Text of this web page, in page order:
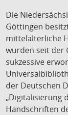
Die
Göttingen
mittelalterliche
wurden seit der
sukzessive
der Deutschen
„Digitalisierung
Handschriften